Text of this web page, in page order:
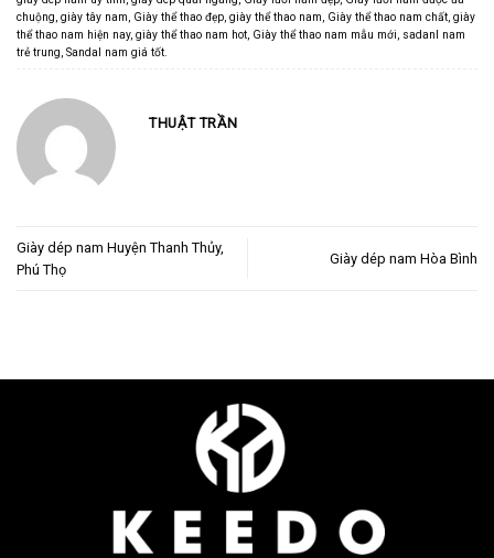
chuộng, giày tây nam, Giày thể thao đẹp, giày thể thao nam, Giày thể thao nam chất, giày
thể thao nam hiện nay, giày thể thao nam hot, Giày thể thao nam mẫu mới, sadanl nam
trẻ trung, Sandal nam giá tốt.
THUẬT TRẦN
Giày dép nam Huyện Thanh Thủy,
Phú Thọ
Giày dép nam Hòa Bình